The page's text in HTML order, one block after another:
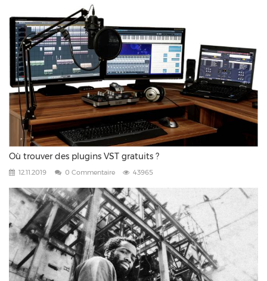
Où trouver des plugins VST gratuits ?
12.11.2019 0 Commentaire 43965